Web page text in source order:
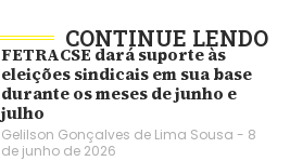
CONTINUE LENDO
FETRACSE dará suporte às
eleições sindicais em sua base
durante os meses de junho e
julho
Gelilson Gonçalves de Lima Sousa
8
de junho de 2026